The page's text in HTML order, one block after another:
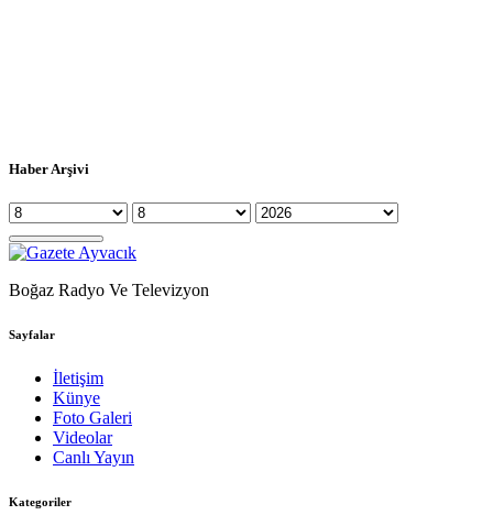
Haber Arşivi
Boğaz Radyo Ve Televizyon
Sayfalar
İletişim
Künye
Foto Galeri
Videolar
Canlı Yayın
Kategoriler